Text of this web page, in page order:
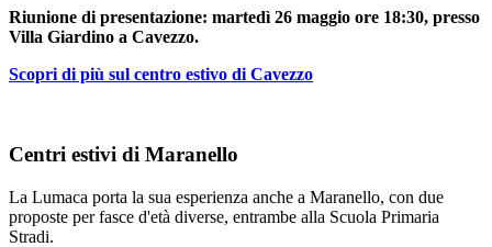
Riunione di presentazione: martedì 26 maggio ore 18:30, presso
Villa Giardino a Cavezzo.
Scopri di più sul centro estivo di Cavezzo
Centri estivi di Maranello
La Lumaca porta la sua esperienza anche a Maranello, con due
proposte per fasce d'età diverse, entrambe alla Scuola Primaria
Stradi.